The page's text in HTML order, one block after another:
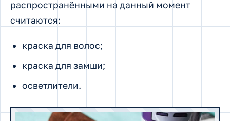
распространёнными на данный момент
считаются:
краска для волос;
краска для замши;
осветлители.